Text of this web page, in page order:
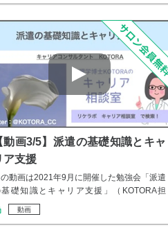
動画3/5】派遣の基礎知識とキャ
ア支援
動画は2021年9月に開催した勉強会「派遣
礎知識とキャリア支援」（KOTORA担
…
動画